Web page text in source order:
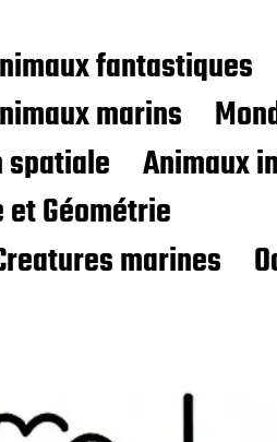
fantastiques
marins
spatiale
Animaux
Géométrie
marines